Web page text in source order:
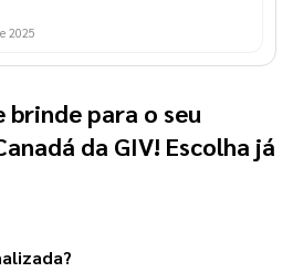
2025
brinde para o seu
da GIV! Escolha já